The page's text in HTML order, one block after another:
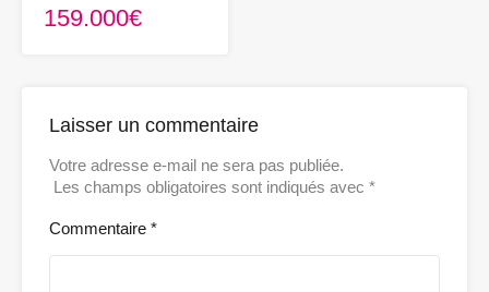
159.000€
Laisser un commentaire
Votre adresse e-mail ne sera pas publiée.
Les champs obligatoires sont indiqués avec *
Commentaire *